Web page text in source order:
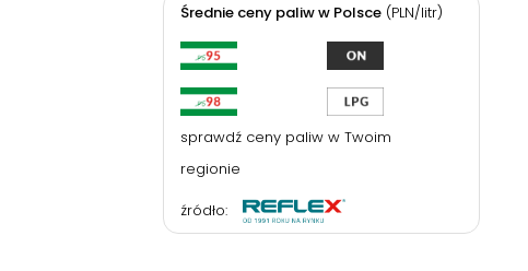
Średnie ceny paliw w Polsce(PLN/litr)
sprawdź ceny paliw w Twoim
regionie
źródło: